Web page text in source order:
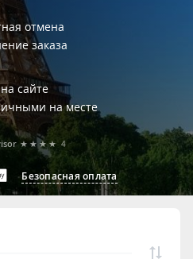
отмена
заказа
сайте
на месте
Безопасная оплата
★★★★ 4